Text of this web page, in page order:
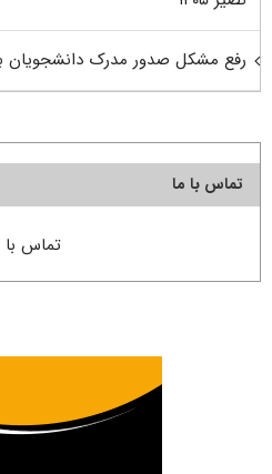
رفع مشکل صدور مدرک دانشجویان
تماس با ما
تماس با